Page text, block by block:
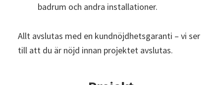
badrum och andra installationer.
Allt avslutas med en kundnöjdhetsgaranti – vi ser
till att du är nöjd innan projektet avslutas.